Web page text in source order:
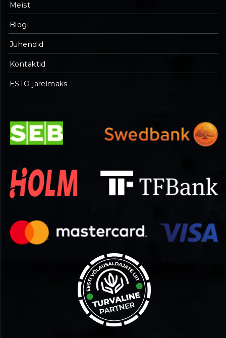
Meist
Blogi
Juhendid
Kontaktid
ESTO järelmaks